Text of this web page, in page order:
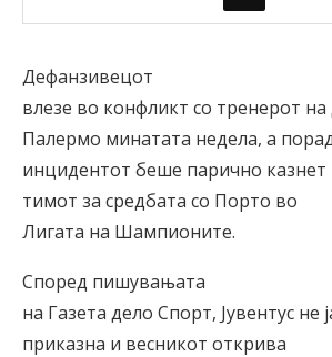
Дефанзивецот
влезе во конфликт со тренерот на
Палермо минатата недела, а
инцидентот беше парично казнет
тимот за средбата со Порто во
Лигата на Шампионите.
Според пишувањата
на Газета дело Спорт, Јувентус не
приказна и весникот открива